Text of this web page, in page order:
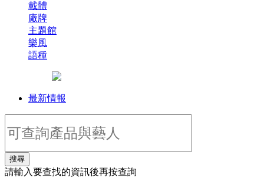
載體
廠牌
主題館
樂風
語種
最新情報
搜尋
請輸入要查找的資訊後再按查詢